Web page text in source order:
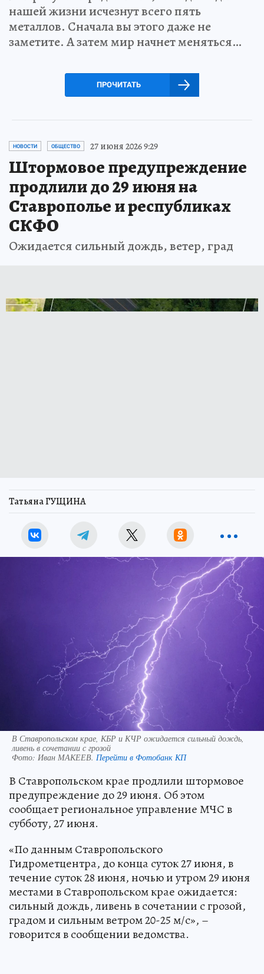
нашей жизни исчезнут всего пять
металлов. Сначала вы этого даже не
заметите. А затем мир начнет меняться…
ПРОЧИТАТЬ
НОВОСТИ ОБЩЕСТВО 27 июня 2026 9:29
Штормовое предупреждение
продлили до 29 июня на
Ставрополье и республиках
СКФО
Ожидается сильный дождь, ветер, град
Татьяна ГУЩИНА
В Ставропольском крае, КБР и КЧР ожидается сильный дождь,
ливень в сочетании с грозой
Фото: Иван МАКЕЕВ. Перейти в Фотобанк КП
В Ставропольском крае продлили штормовое
предупреждение до 29 июня. Об этом
сообщает региональное управление МЧС в
субботу, 27 июня.
«По данным Ставропольского
Гидрометцентра, до конца суток 27 июня, в
течение суток 28 июня, ночью и утром 29 июня
местами в Ставропольском крае ожидается:
сильный дождь, ливень в сочетании с грозой,
градом и сильным ветром 20-25 м/с», –
говорится в сообщении ведомства.